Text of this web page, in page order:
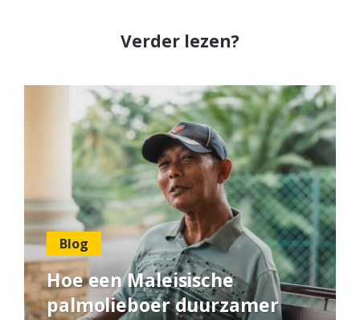
Verder lezen?
Blog
Hoe een Maleisische
palmolieboer duurzamer